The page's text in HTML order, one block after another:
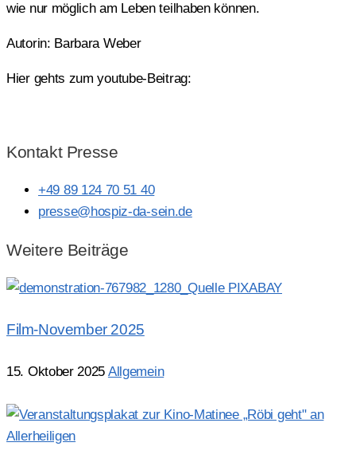
wie nur möglich am Leben teilhaben können.
Autorin: Barbara Weber
Hier gehts zum youtube-Beitrag:
Kontakt Presse
+49 89 124 70 51 40
presse@hospiz-da-sein.de
Weitere Beiträge
Film-November 2025
15. Oktober 2025 Allgemein